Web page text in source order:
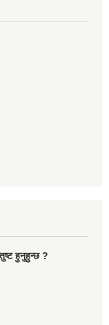
हुनुहुन्छ ?